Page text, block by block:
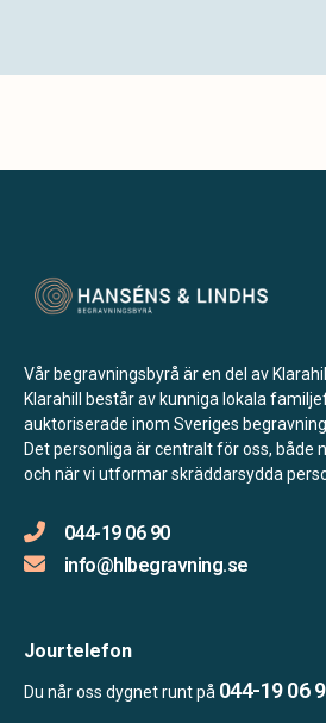
Vår begravningsbyrå är en del av Klarahill.
Klarahill består av kunniga lokala
auktoriserade inom Sveriges
Det personliga är centralt för oss, både
och när vi utformar skräddarsydda
044-19 06 90
info@hlbegravning.se
Jourtelefon
Du når oss dygnet runt på 044-19 06